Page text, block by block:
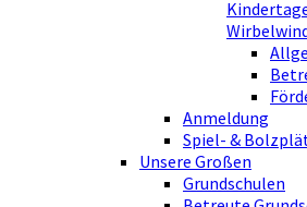
Anmeldung
Spiel- &
Unsere Großen
Grundschulen